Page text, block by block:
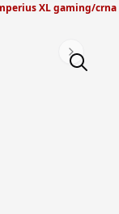
XL gaming/crna
Next slide